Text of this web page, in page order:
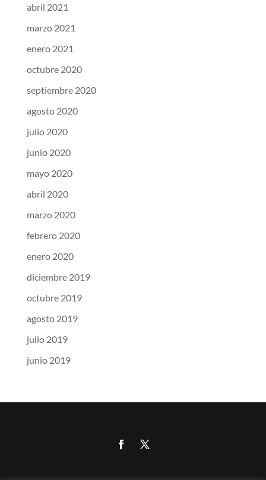
abril 2021
marzo 2021
enero 2021
octubre 2020
septiembre 2020
agosto 2020
julio 2020
junio 2020
mayo 2020
abril 2020
marzo 2020
febrero 2020
enero 2020
diciembre 2019
octubre 2019
agosto 2019
julio 2019
junio 2019